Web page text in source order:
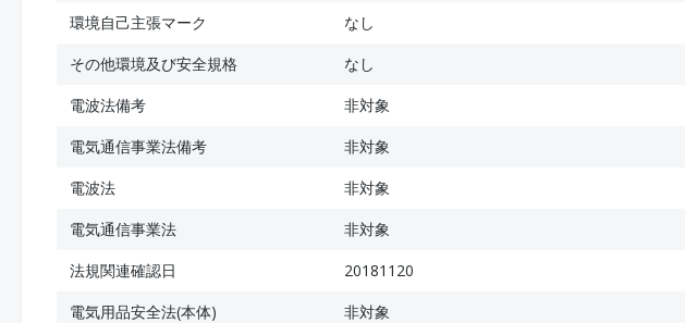
環境自己主張マーク
なし
その他環境及び安全規格
なし
電波法備考
非対象
電気通信事業法備考
非対象
電波法
非対象
電気通信事業法
非対象
法規関連確認日
20181120
電気用品安全法(本体)
非対象